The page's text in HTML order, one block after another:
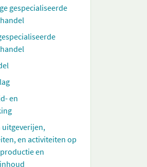
gespecialiseerde
en
uitgeverijen,
en activiteiten op
en